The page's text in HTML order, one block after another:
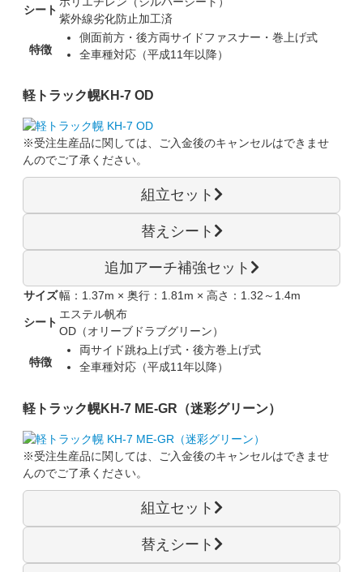
シート
紫外線劣化防止加工済
特徴
側面前方・後方両サイドファスナー・巻上げ式
全車種対応（平成11年以降）
軽トラック幌KH-7 OD
※受注生産品に関しては、 ご入金後のキャンセルはできませ
んのでご了承ください。
組立セット
替えシート
追加アーチ補強セット
サイズ幅：1.37m × 奥行：1.81m × 高さ：1.32～1.4m
シート
エステル帆布
OD（オリーブドラブグリーン）
特徴
両サイド跳ね上げ式・後方巻上げ式
全車種対応（平成11年以降）
軽トラック幌KH-7 ME-GR（迷彩グリーン）
※受注生産品に関しては、
ご入金後のキャンセルはできませ
んのでご了承ください。
組立セット
替えシート